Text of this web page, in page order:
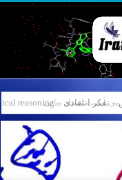
آیمت استاد نباتی